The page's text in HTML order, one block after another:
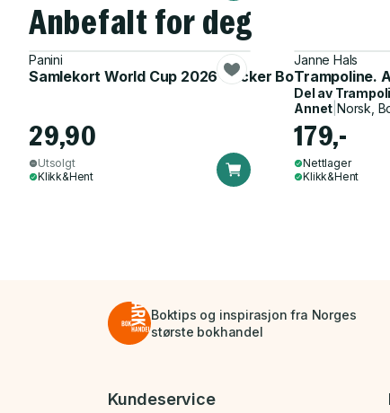
Anbefalt for deg
Panini
Samlekort World Cup 2026 Sticker Booster
29,90
Utsolgt
Klikk&Hent
Janne Hals
Trampoline.
Del av
Annet Norsk,
179,-
Nettlager
Klikk&Hent
Boktips og inspirasjon fra Norges
største bokhandel
Bunnmeny
Kundeservice